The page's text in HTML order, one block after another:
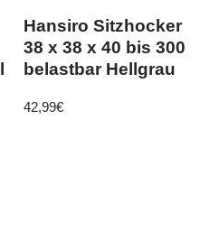
Hansiro Sitzhocker
38 x 38 x 40 bis 300
belastbar Hellgrau
42,99€